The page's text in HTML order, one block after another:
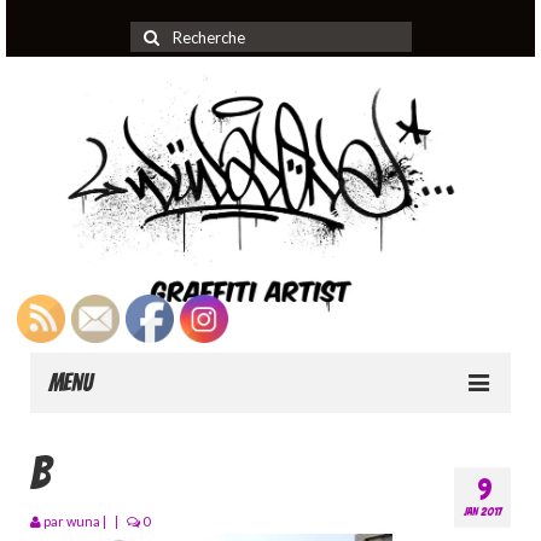
Rechercher
:
Menu
9
JAN 2017
b
parwuna | | 0